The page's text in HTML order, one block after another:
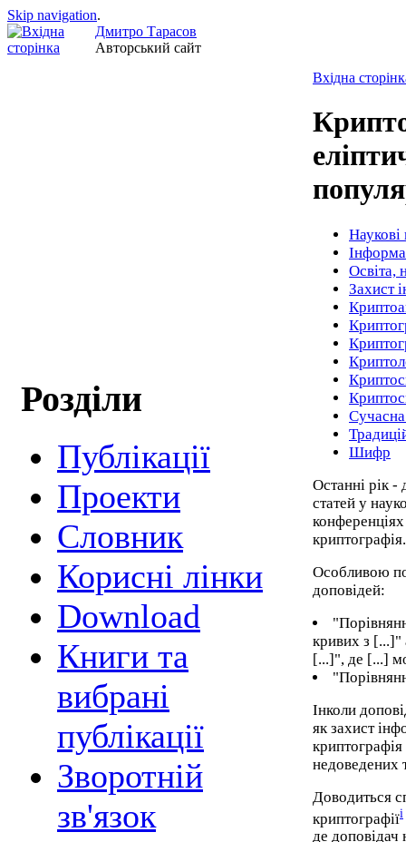
Skip navigation.
Дмитро Тарасов
Авторський сайт
Розділи
Публікації
Проекти
Cловник
Корисні лінки
Download
Книги та
вибрані
публікації
Зворотній
зв'язок
Вхідна
Наукові
Освіта,
Захист
Шифр
Останні рік -
статей у
криптографія.
Особливою
доповідей:
кривих з [...]"
[...]", де [...]
Інколи
як захист
недоведених
Доводиться
криптографіїi
де доповідач